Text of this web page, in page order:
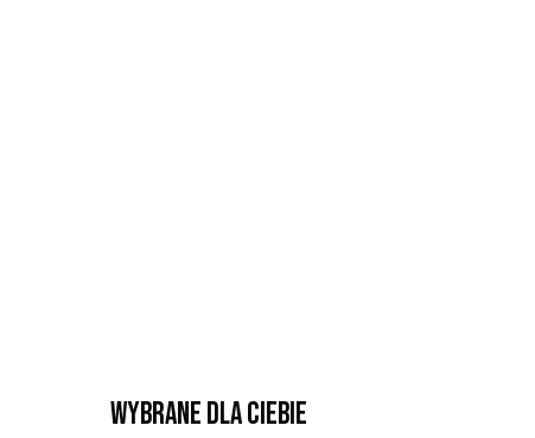
Wybrane dla Ciebie